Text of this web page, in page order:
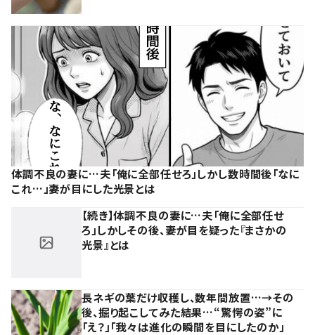
体調不良の妻に…夫「俺に全部任せろ」しかし数時間後「なに
これ…」妻が目にした光景とは
【続き】体調不良の妻に…夫「俺に全部任せ
ろ」しかしその後、妻が目を疑った『まさかの
光景』とは
長ネギの葉だけ収穫し、数年間放置…→その
後、掘り起こしてみた結果…“驚愕の姿”に
「え？」「我々は進化の瞬間を目にしたのか」